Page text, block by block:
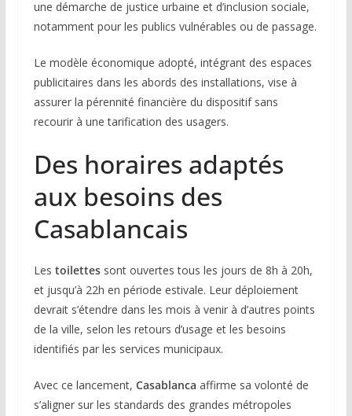
une démarche de justice urbaine et d’inclusion sociale,
notamment pour les publics vulnérables ou de passage.
Le modèle économique adopté, intégrant des espaces
publicitaires dans les abords des installations, vise à
assurer la pérennité financière du dispositif sans
recourir à une tarification des usagers.
Des horaires adaptés
aux besoins des
Casablancais
Les toilettes sont ouvertes tous les jours de 8h à 20h,
et jusqu’à 22h en période estivale. Leur déploiement
devrait s’étendre dans les mois à venir à d’autres points
de la ville, selon les retours d’usage et les besoins
identifiés par les services municipaux.
Avec ce lancement, Casablanca affirme sa volonté de
s’aligner sur les standards des grandes métropoles